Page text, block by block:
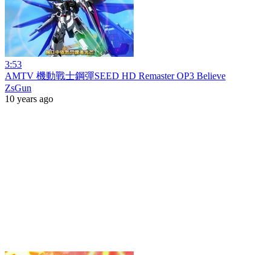
3:53
AMTV 機動戰士鋼彈SEED HD Remaster OP3 Believe
ZsGun
10 years ago